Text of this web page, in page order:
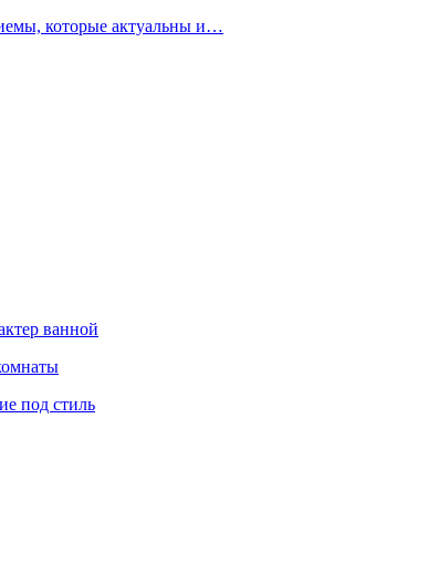
которые актуальны и…
ванной
под стиль